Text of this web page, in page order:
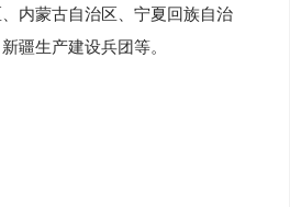
内蒙古自治区、宁夏回族自治
疆生产建设兵团等。